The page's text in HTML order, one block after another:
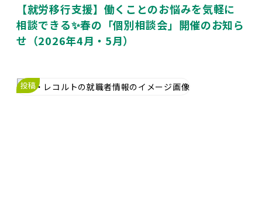
【就労移行支援】働くことのお悩みを気軽に
相談できる✨春の「個別相談会」開催のお知ら
せ（2026年4月・5月）
投稿